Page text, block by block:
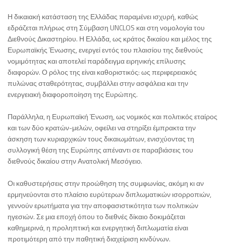
Η δικαιακή κατάσταση της Ελλάδας παραμένει ισχυρή, καθώς
εδράζεται πλήρως στη Σύμβαση UNCLOS και στη νομολογία του
Διεθνούς Δικαστηρίου. Η Ελλάδα, ως κράτος δικαίου και μέλος της
Ευρωπαϊκής Ένωσης, ενεργεί εντός του πλαισίου της διεθνούς
νομιμότητας και αποτελεί παράδειγμα ειρηνικής επίλυσης
διαφορών. Ο ρόλος της είναι καθοριστικός: ως περιφερειακός
πυλώνας σταθερότητας, συμβάλλει στην ασφάλεια και την
ενεργειακή διαφοροποίηση της Ευρώπης.
Παράλληλα, η Ευρωπαϊκή Ένωση, ως νομικός και πολιτικός εταίρος
και των δύο κρατών-μελών, οφείλει να στηρίξει έμπρακτα την
άσκηση των κυριαρχικών τους δικαιωμάτων, ενισχύοντας τη
συλλογική θέση της Ευρώπης απέναντι σε παραβιάσεις του
διεθνούς δικαίου στην Ανατολική Μεσόγειο.
Οι καθυστερήσεις στην προώθηση της συμφωνίας, ακόμη κι αν
ερμηνεύονται στο πλαίσιο ευρύτερων διπλωματικών ισορροπιών,
γεννούν ερωτήματα για την αποφασιστικότητα των πολιτικών
ηγεσιών. Σε μια εποχή όπου το διεθνές δίκαιο δοκιμάζεται
καθημερινά, η προληπτική και ενεργητική διπλωματία είναι
προτιμότερη από την παθητική διαχείριση κινδύνων.